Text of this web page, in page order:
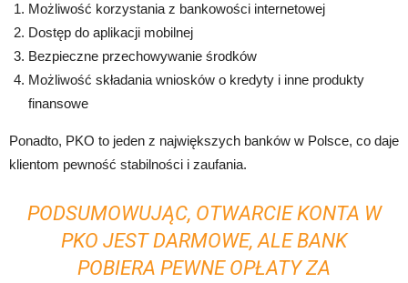
Możliwość korzystania z bankowości internetowej
Dostęp do aplikacji mobilnej
Bezpieczne przechowywanie środków
Możliwość składania wniosków o kredyty i inne produkty
finansowe
Ponadto, PKO to jeden z największych banków w Polsce, co daje
klientom pewność stabilności i zaufania.
PODSUMOWUJĄC, OTWARCIE KONTA W
PKO JEST DARMOWE, ALE BANK
POBIERA PEWNE OPŁATY ZA